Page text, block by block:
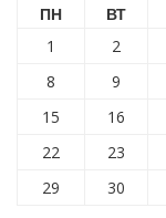
ПН ВТ
1 2
8
9
15 16
22 23
29 30